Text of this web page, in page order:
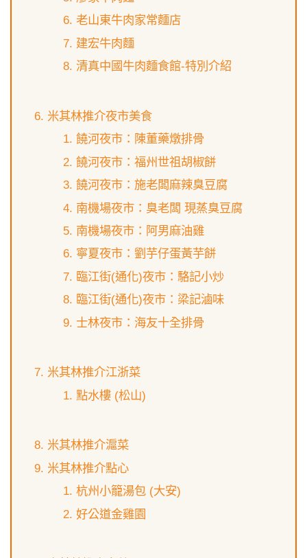
老山東牛肉家常麵店
建宏牛肉麵
清真中國牛肉麵食館-特別介紹
米其林推介夜市美食
饒河夜市：陳董藥燉排骨
饒河夜市：福州世祖胡椒餅
饒河夜市：施老闆麻辣臭豆腐
南機場夜市：臭老闆 現蒸臭豆腐
南機場夜市：阿男麻油雞
寧夏夜市：劉芋仔蛋黃芋餅
臨江街(通化)夜市：駱記小炒
臨江街(通化)夜市：梁記滷味
士林夜市：海友十全排骨
米其林推介江浙菜
點水樓 (松山)
米其林推介滬菜
米其林推介點心
杭州小籠湯包 (大安)
好公道金雞園